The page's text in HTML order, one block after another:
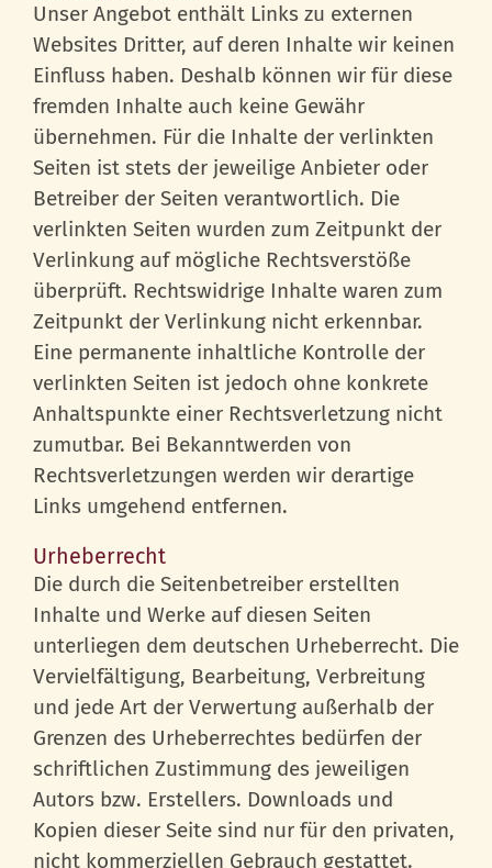
Unser Angebot enthält Links zu externen
Websites Dritter, auf deren Inhalte wir keinen
Einfluss haben. Deshalb können wir für diese
fremden Inhalte auch keine Gewähr
übernehmen. Für die Inhalte der verlinkten
Seiten ist stets der jeweilige Anbieter oder
Betreiber der Seiten verantwortlich. Die
verlinkten Seiten wurden zum Zeitpunkt der
Verlinkung auf mögliche Rechtsverstöße
überprüft. Rechtswidrige Inhalte waren zum
Zeitpunkt der Verlinkung nicht erkennbar.
Eine permanente inhaltliche Kontrolle der
verlinkten Seiten ist jedoch ohne konkrete
Anhaltspunkte einer Rechtsverletzung nicht
zumutbar. Bei Bekanntwerden von
Rechtsverletzungen werden wir derartige
Links umgehend entfernen.
Urheberrecht
Die durch die Seitenbetreiber erstellten
Inhalte und Werke auf diesen Seiten
unterliegen dem deutschen Urheberrecht. Die
Vervielfältigung, Bearbeitung, Verbreitung
und jede Art der Verwertung außerhalb der
Grenzen des Urheberrechtes bedürfen der
schriftlichen Zustimmung des jeweiligen
Autors bzw. Erstellers. Downloads und
Kopien dieser Seite sind nur für den privaten,
nicht kommerziellen Gebrauch gestattet.